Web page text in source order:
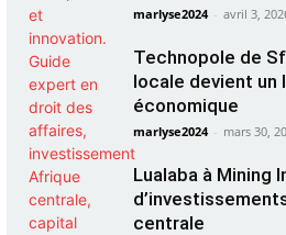
marlyse2024 - avril 3,
Technopole de
locale devient un
économique
marlyse2024 - mars 30,
Lualaba à Mining
centrale